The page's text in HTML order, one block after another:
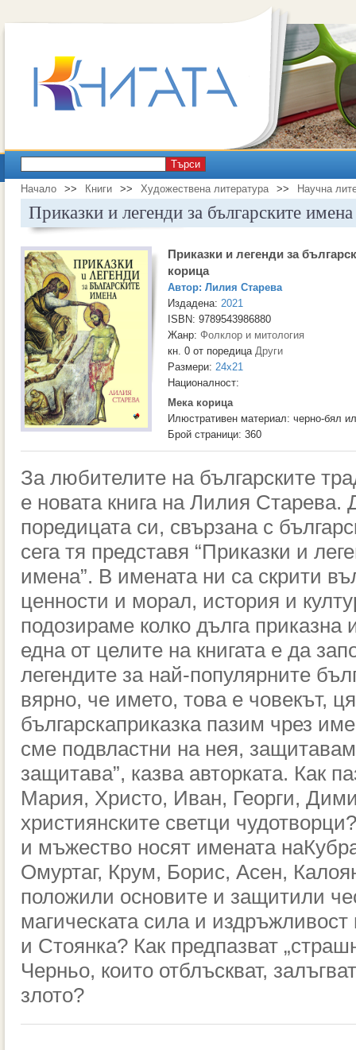
Търси
Начало >> Книги >> Художествена литература >> Научна
Приказки и легенди за българските
Приказки и легенди за
корица
Автор: Лилия Старева
Издадена: 2021
ISBN: 9789543986880
Жанр: Фолклор и митология
кн. 0 от поредица Други
Размери: 24x21
Националност:
Мека корица
Илюстративен материал: черно-бял
Брой страници: 360
За любителите на българските
е новата книга на Лилия Старева.
поредицата си, свързана с
сега тя представя “Приказки и
имена”. В имената ни са скрити
ценности и морал, история и
подозираме колко дълга приказна
една от целите на книгата е да
легендите за най-популярните
вярно, че името, това е човекът,
българскаприказка пазим чрез
сме подвластни на нея,
защитава”, казва авторката. Как
Мария, Христо, Иван, Георги,
християнските светци
и мъжество носят имената на
Омуртаг, Крум, Борис, Асен,
положили основите и защитили
магическата сила и
и Стоянка? Как предпазват
Черньо, които отблъскват,
злото?